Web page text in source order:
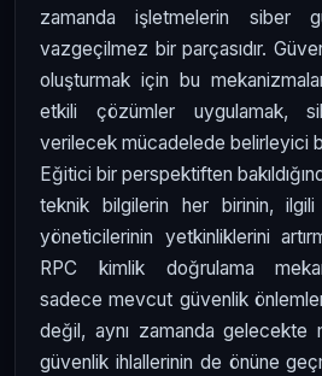
zamanda işletmelerin siber
vazgeçilmez bir parçasıdır.
oluşturmak için bu
etkili çözümler uygulamak,
verilecek mücadelede belirleyici
Eğitici bir perspektiften
teknik bilgilerin her birinin,
yöneticilerinin yetkinliklerini
RPC kimlik doğrulama
sadece mevcut güvenlik
değil, aynı zamanda gelecekte
güvenlik ihlallerinin de önüne